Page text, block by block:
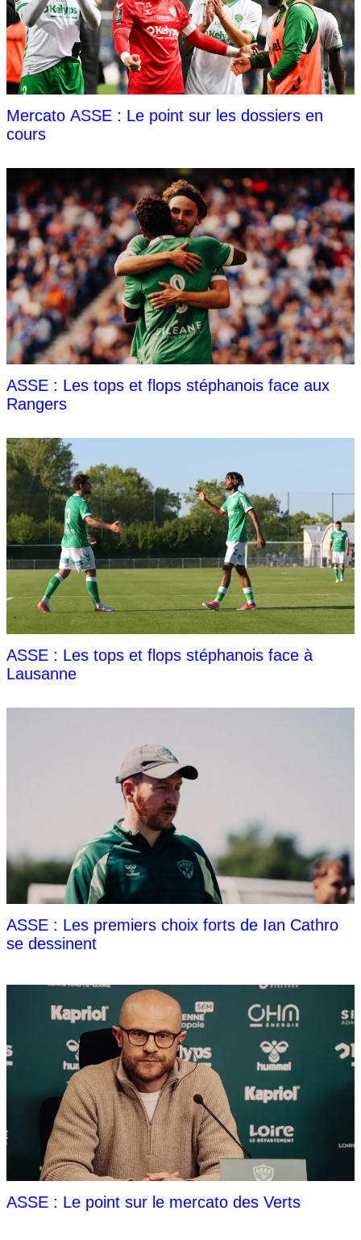
Mercato ASSE : Le point sur les dossiers en
cours
ASSE : Les tops et flops stéphanois face aux
Rangers
ASSE : Les tops et flops stéphanois face à
Lausanne
ASSE : Les premiers choix forts de Ian Cathro
se dessinent
ASSE : Le point sur le mercato des Verts